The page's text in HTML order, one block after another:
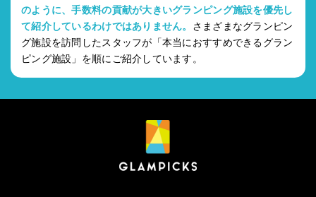
のように、手数料の貢献が大きいグランピング施設を優先し
て紹介しているわけではありません。 さまざまなグランピン
グ施設を訪問したスタッフが「本当におすすめできるグラン
ピング施設」を順にご紹介しています。